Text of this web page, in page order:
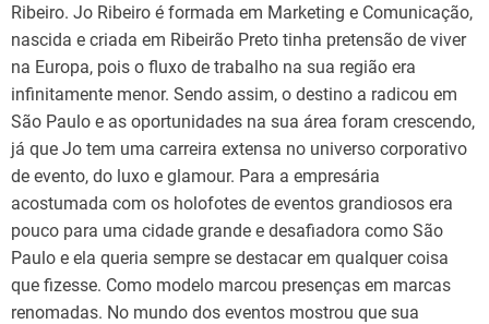
Ribeiro. Jo Ribeiro é formada em Marketing e Comunicação,
nascida e criada em Ribeirão Preto tinha pretensão de viver
na Europa, pois o fluxo de trabalho na sua região era
infinitamente menor. Sendo assim, o destino a radicou em
São Paulo e as oportunidades na sua área foram crescendo,
já que Jo tem uma carreira extensa no universo corporativo
de evento, do luxo e glamour. Para a empresária
acostumada com os holofotes de eventos grandiosos era
pouco para uma cidade grande e desafiadora como São
Paulo e ela queria sempre se destacar em qualquer coisa
que fizesse. Como modelo marcou presenças em marcas
renomadas. No mundo dos eventos mostrou que sua